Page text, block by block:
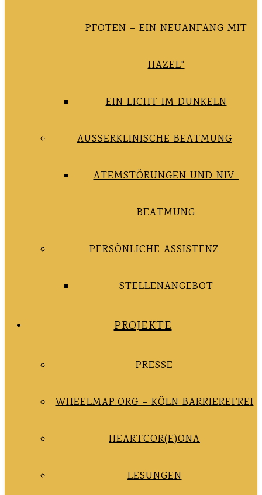
PFOTEN – EIN NEUANFANG MIT
HAZEL“
EIN LICHT IM DUNKELN
AUSSERKLINISCHE BEATMUNG
ATEMSTÖRUNGEN UND NIV-
BEATMUNG
PERSÖNLICHE ASSISTENZ
STELLENANGEBOT
PROJEKTE
PRESSE
WHEELMAP.ORG – KÖLN BARRIEREFREI
HEARTCOR(E)ONA
LESUNGEN